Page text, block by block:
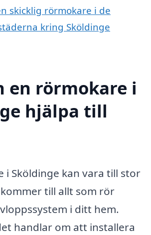
skicklig rörmokare i de
kring Sköldinge
en rörmokare i
hjälpa till
i Sköldinge kan vara till stor
till allt som rör
i ditt hem.
handlar om att installera